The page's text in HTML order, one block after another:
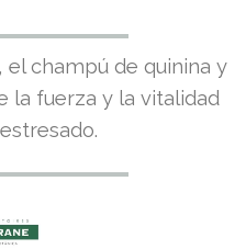
champú de quinina y
la fuerza y la vitalidad